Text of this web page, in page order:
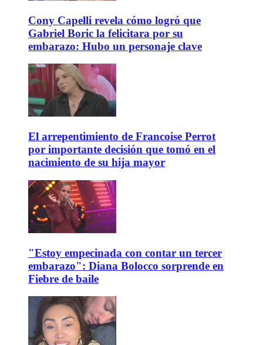
Cony Capelli revela cómo logró que
Gabriel Boric la felicitara por su
embarazo: Hubo un personaje clave
El arrepentimiento de Francoise Perrot
por importante decisión que tomó en el
nacimiento de su hija mayor
"Estoy empecinada con contar un tercer
embarazo": Diana Bolocco sorprende en
Fiebre de baile